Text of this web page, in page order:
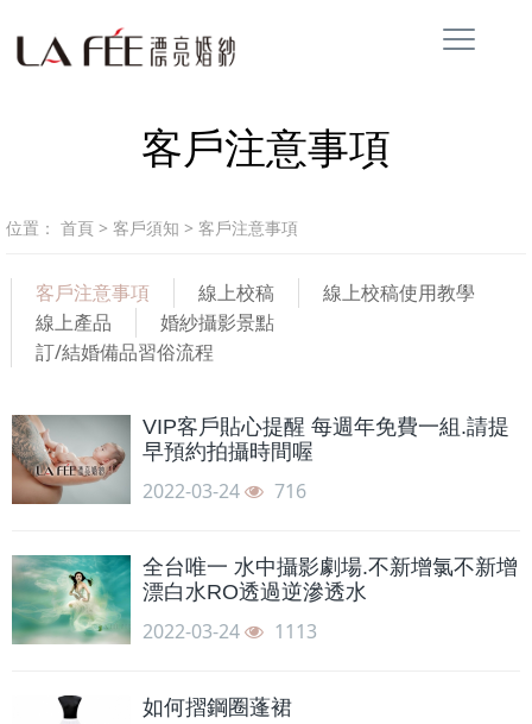
客戶注意事項
位置： 首頁 > 客戶須知 > 客戶注意事項
客戶注意事項 線上校稿
線上校稿使用教學
線上產品
婚紗攝影景點
訂/結婚備品習俗流程
VIP客戶貼心提醒 每週年免費一組.請提
早預約拍攝時間喔
2022-03-24 716
全台唯一 水中攝影劇場.不新增氯不新增
漂白水RO透過逆滲透水
2022-03-24 1113
如何摺鋼圈蓬裙